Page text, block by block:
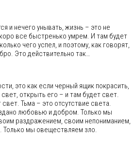
и нечего унывать, жизнь – это не
все быстренько умрем. И там будет
чего успел, и поэтому, как говорят,
Это действительно так…
это как если черный ящик покрасить,
открыть его – и там будет свет.
Тьма – это отсутствие света.
любовью и добром. Только мы
раздражением, своим непониманием,
Только мы овеществляем зло.